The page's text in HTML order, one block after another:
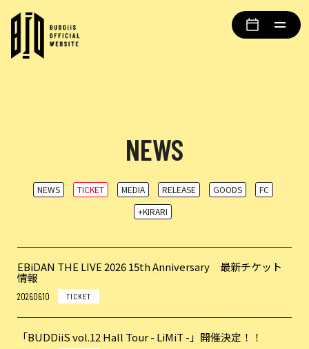
NEWS
NEWS TICKET MEDIA RELEASE GOODS
FC
+KIRARI
EBiDAN THE LIVE 2026 15th Anniversary 最新チケット
情報
2026.06.10 TICKET
「BUDDiiS vol.12 Hall Tour - LiMiT -」開催決定！！